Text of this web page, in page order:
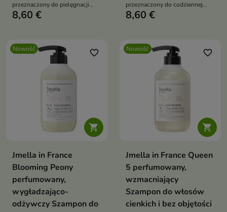
przeznaczony do pielęgnacji
włosów zniszczonych,
8,60 €
przeznaczony do codziennej
pielęgnacji włosów suchych,
8,60 €
Nowość

favorite_border
Jmella in France
Blooming Peony
perfumowany,
wygładzająco-
odżywczy Szampon do
Nowość

favorite_border
Jmella in France Queen
5 perfumowany,
wzmacniający
Szampon do włosów
cienkich i bez objętości